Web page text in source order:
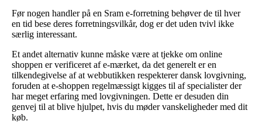
Før nogen handler på en Sram e-forretning behøver de til hver
en tid bese deres forretningsvilkår, dog er det uden tvivl ikke
særlig interessant.
Et andet alternativ kunne måske være at tjekke om online
shoppen er verificeret af e-mærket, da det generelt er en
tilkendegivelse af at webbutikken respekterer dansk lovgivning,
foruden at e-shoppen regelmæssigt kigges til af specialister der
har meget erfaring med lovgivningen. Dette er desuden din
genvej til at blive hjulpet, hvis du møder vanskeligheder med dit
køb.